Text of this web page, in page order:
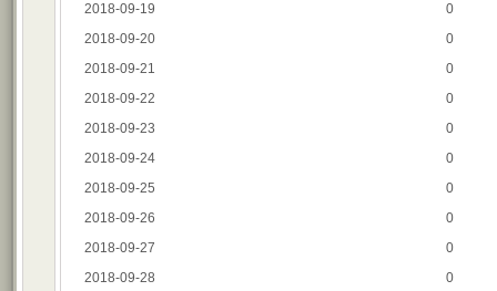
2018-09-19
0
2018-09-20
0
2018-09-21
0
2018-09-22
0
2018-09-23
0
2018-09-24
0
2018-09-25
0
2018-09-26
0
2018-09-27
0
2018-09-28
0